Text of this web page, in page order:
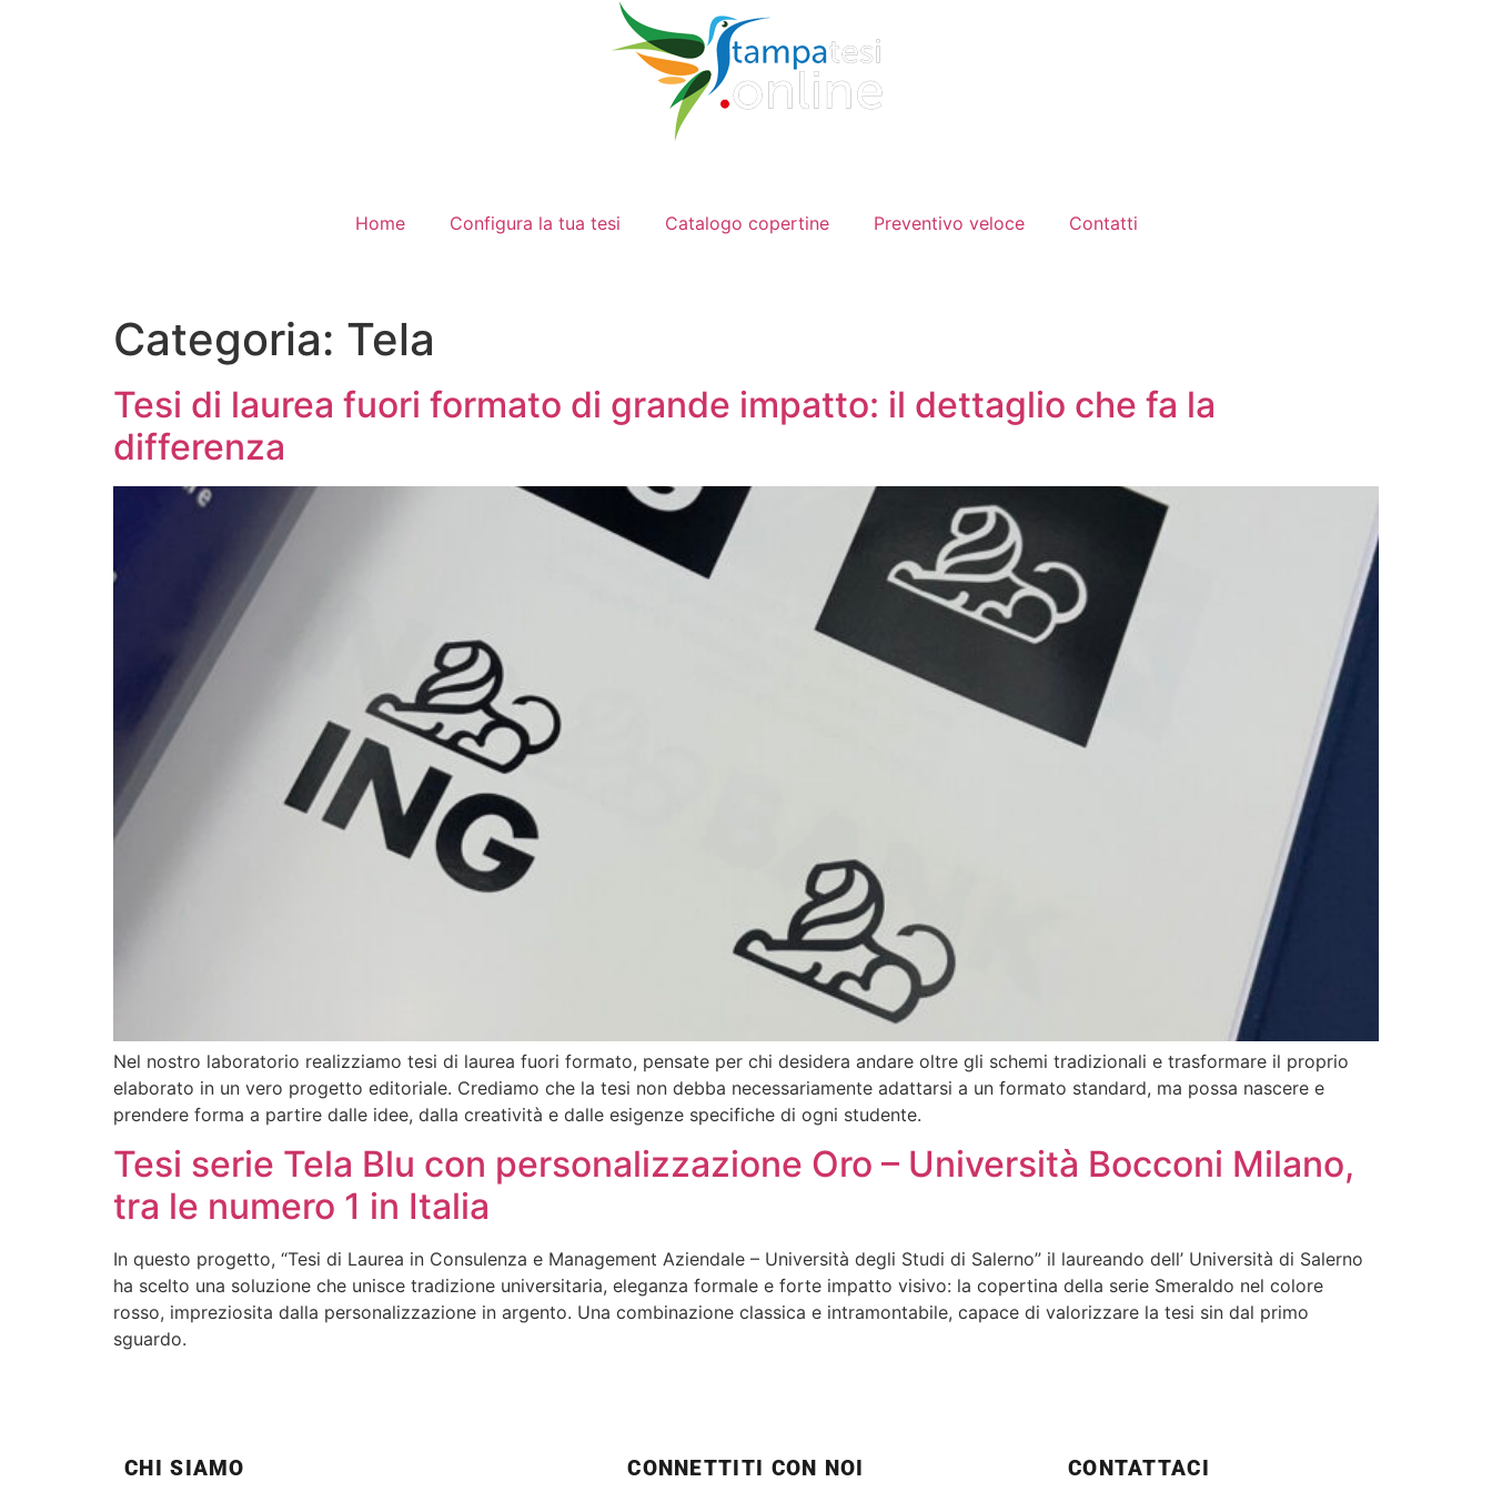
Home Configura la tua tesi Catalogo copertine Preventivo veloce Contatti
Categoria: Tela
Tesi di laurea fuori formato di grande impatto: il dettaglio che fa la
differenza
Nel nostro laboratorio realizziamo tesi di laurea fuori formato, pensate per chi desidera andare oltre gli schemi tradizionali e trasformare il proprio
elaborato in un vero progetto editoriale. Crediamo che la tesi non debba necessariamente adattarsi a un formato standard, ma possa nascere e
prendere forma a partire dalle idee, dalla creatività e dalle esigenze specifiche di ogni studente.
Tesi serie Tela Blu con personalizzazione Oro – Università Bocconi Milano,
tra le numero 1 in Italia
In questo progetto, “Tesi di Laurea in Consulenza e Management Aziendale – Università degli Studi di Salerno” il laureando dell’ Università di Salerno
ha scelto una soluzione che unisce tradizione universitaria, eleganza formale e forte impatto visivo: la copertina della serie Smeraldo nel colore
rosso, impreziosita dalla personalizzazione in argento. Una combinazione classica e intramontabile, capace di valorizzare la tesi sin dal primo
sguardo.
CHI SIAMO CONNETTITI CON NOI CONTATTACI